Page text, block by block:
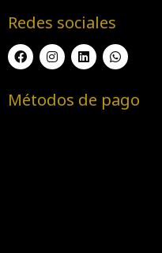
Redes sociales
Métodos de pago